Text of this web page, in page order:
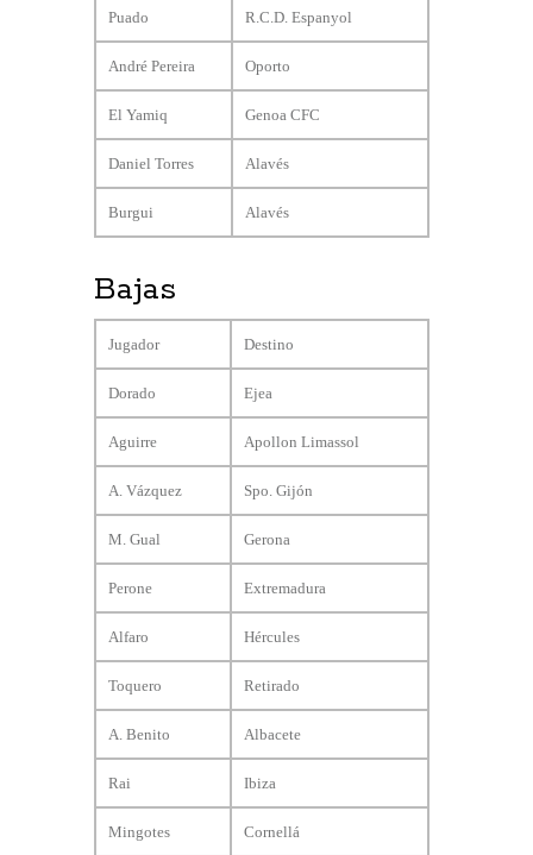
Puado R.C.D. Espanyol
André Pereira Oporto
El Yamiq Genoa CFC
Daniel Torres Alavés
Burgui Alavés
Bajas
Jugador Destino
Dorado Ejea
Aguirre Apollon Limassol
A. Vázquez Spo. Gijón
M. Gual Gerona
Perone Extremadura
Alfaro Hércules
Toquero Retirado
A. Benito Albacete
Rai Ibiza
Mingotes Cornellá